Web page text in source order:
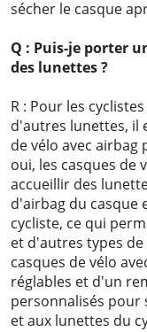
sécher le casque
Q : Puis-je porter
des lunettes ?
R : Pour les
d'autres lunettes, il
de vélo avec airbag
oui, les casques de
accueillir des
d'airbag du casque
cycliste, ce qui
et d'autres types
casques de vélo
réglables et d'un
personnalisés
et aux lunettes du